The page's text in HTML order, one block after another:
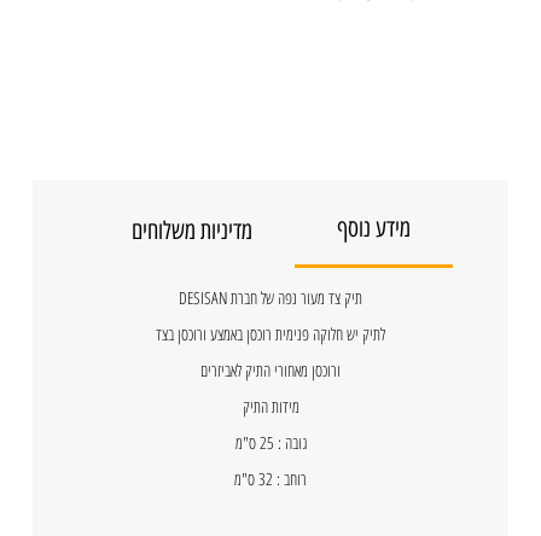
מידע נוסף מדיניות משלוחים
תיק צד מעור נפה של חברת DESISAN
לתיק יש חלוקה פנימית רוכסן באמצע ורוכסן בצד
ורוכסן מאחורי התיק לאביזרים
מידות התיק
גובה : 25 ס"מ
רוחב : 32 ס"מ